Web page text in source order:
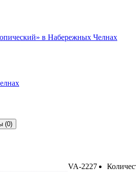
(0)
VA-2227